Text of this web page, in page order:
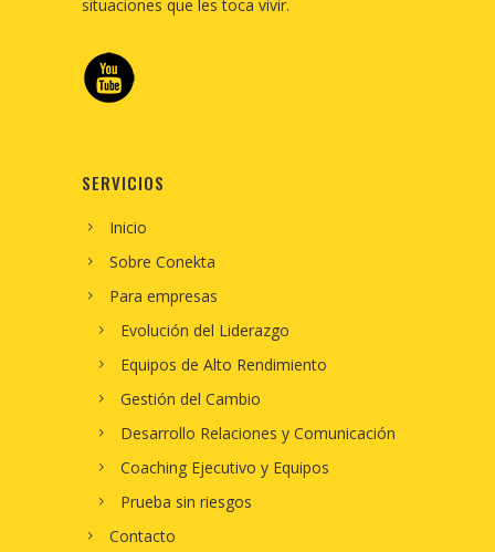
situaciones que les toca vivir.
SERVICIOS
Inicio
Sobre Conekta
Para empresas
Evolución del Liderazgo
Equipos de Alto Rendimiento
Gestión del Cambio
Desarrollo Relaciones y Comunicación
Coaching Ejecutivo y Equipos
Prueba sin riesgos
Contacto